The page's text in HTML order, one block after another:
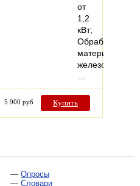
от
1,2
кВт;
материал
железобетон;
5 900 руб Купить
— Опросы
— Словари